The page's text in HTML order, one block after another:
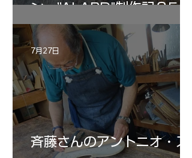
ン ”ALARD"制作記３5
斉藤さんのアントニオ・ス
7月27日